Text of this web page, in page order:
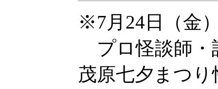
※7月24日（金
プロ怪談師・
茂原七夕まつ